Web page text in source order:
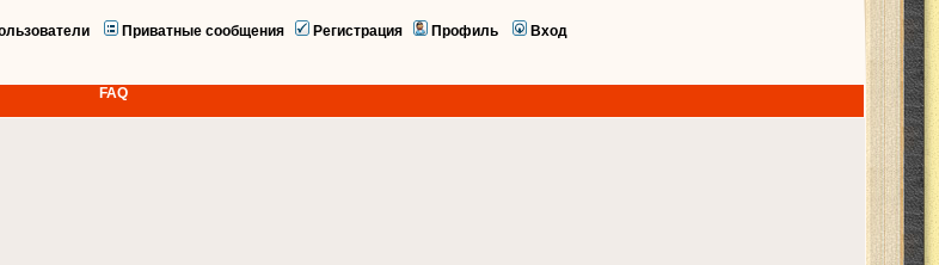
Приватные сообщения Регистрация Профиль Вход
FAQ